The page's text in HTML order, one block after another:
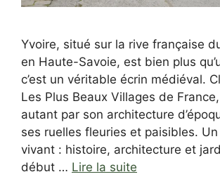
Yvoire, situé sur la rive française
en Haute-Savoie, est bien plus
c’est un véritable écrin médiéval.
Les Plus Beaux Villages de
autant par son architecture
ses ruelles fleuries et paisibles.
vivant : histoire, architecture et
début … Lire la suite